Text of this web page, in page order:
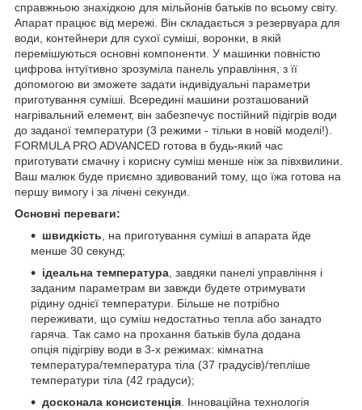
справжньою знахідкою для мільйонів батьків по всьому світу.
Апарат працює від мережі. Він складається з резервуара для
води, контейнери для сухої суміші, воронки, в якій
перемішуються основні компоненти. У машинки повністю
цифрова інтуїтивно зрозуміла панель управління, з її
допомогою ви зможете задати індивідуальні параметри
приготування суміші. Всередині машини розташований
нагрівальний елемент, він забезпечує постійний підігрів води
до заданої температури (3 режими - тільки в новій моделі!).
FORMULA PRO ADVANCED готова в будь-який час
приготувати смачну і корисну суміш менше ніж за півхвилини.
Ваш малюк буде приємно здивований тому, що їжа готова на
першу вимогу і за лічені секунди.
Основні переваги:
швидкість , на приготування суміші в апарата йде
менше 30 секунд;
ідеальна температура , завдяки панелі управління і
заданим параметрам ви завжди будете отримувати
рідину однієї температури. Більше не потрібно
переживати, що суміш недостатньо тепла або занадто
гаряча. Так само на прохання батьків була додана
опція підігріву води в 3-х режимах: кімнатна
температура/температура тіла (37 градусів)/тепліше
температури тіла (42 градуси);
досконала консистенція . Інноваційна технологія